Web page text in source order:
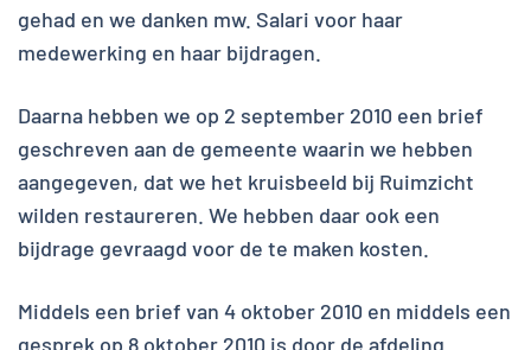
gehad en we danken mw. Salari voor haar
medewerking en haar bijdragen.
Daarna hebben we op 2 september 2010 een brief
geschreven aan de gemeente waarin we hebben
aangegeven, dat we het kruisbeeld bij Ruimzicht
wilden restaureren. We hebben daar ook een
bijdrage gevraagd voor de te maken kosten.
Middels een brief van 4 oktober 2010 en middels een
gesprek op 8 oktober 2010 is door de afdeling